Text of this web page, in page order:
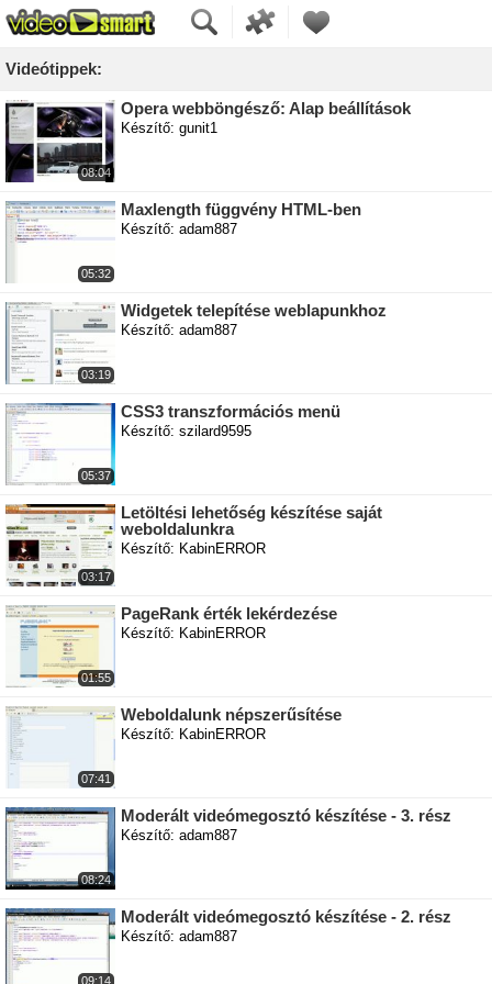
Videótippek:
08:04
Opera webböngésző: Alap beállítások
Készítő: gunit1
05:32
Maxlength függvény HTML-ben
Készítő: adam887
03:19
Widgetek telepítése weblapunkhoz
Készítő: adam887
05:37
CSS3 transzformációs menü
Készítő: szilard9595
03:17
Letöltési lehetőség készítése saját
weboldalunkra
Készítő: KabinERROR
01:55
PageRank érték lekérdezése
Készítő: KabinERROR
07:41
Weboldalunk népszerűsítése
Készítő: KabinERROR
08:24
Moderált videómegosztó készítése - 3. rész
Készítő: adam887
09:14
Moderált videómegosztó készítése - 2. rész
Készítő: adam887